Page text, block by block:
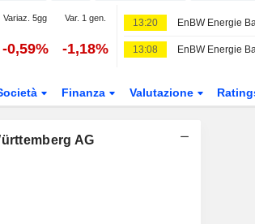
Variaz. 5gg Var. 1 gen.
-0,59% -1,18%
13:20
13:08
Finanza Valutazione
AG